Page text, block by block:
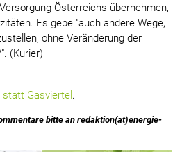
Österreichs übernehmen,
Es gebe "auch andere Wege,
ohne Veränderung der
(Kurier)
statt Gasviertel .
bitte an redaktion(at)energie-